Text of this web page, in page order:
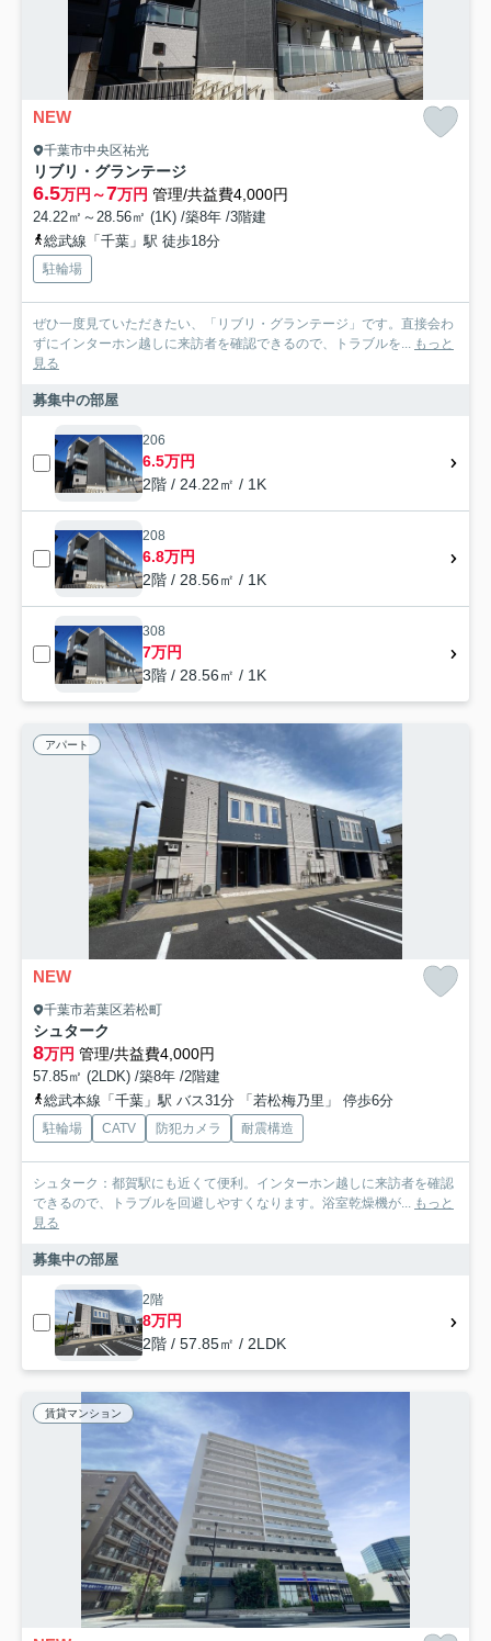
NEW
千葉市中央区祐光
リブリ・グランテージ
6.5万円～7万円 管理/共益費4,000円
24.22㎡～28.56㎡ (1K) /築8年 /3階建
総武線「千葉」駅 徒歩18分
駐輪場
ぜひ一度見ていただきたい、「リブリ・グランテージ」です。直接会わ
ずにインターホン越しに来訪者を確認できるので、トラブルを... もっと
見る
募集中の部屋
206
6.5万円
2階 / 24.22㎡ / 1K
208
6.8万円
2階 / 28.56㎡ / 1K
308
7万円
3階 / 28.56㎡ / 1K
アパート
NEW
千葉市若葉区若松町
シュターク
8万円 管理/共益費4,000円
57.85㎡ (2LDK) /築8年 /2階建
総武本線「千葉」駅 バス31分 「若松梅乃里」 停歩6分
駐輪場 CATV 防犯カメラ 耐震構造
シュターク：都賀駅にも近くて便利。インターホン越しに来訪者を確認
できるので、トラブルを回避しやすくなります。浴室乾燥機が... もっと
見る
募集中の部屋
2階
8万円
2階 / 57.85㎡ / 2LDK
賃貸マンション